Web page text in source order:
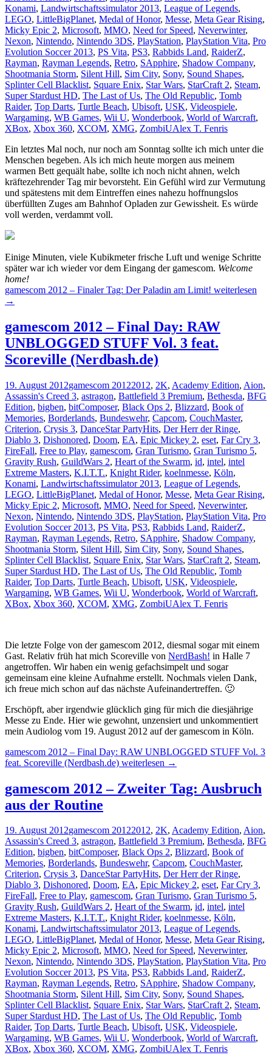
Konami, Landwirtschaftssimulator 2013, League of Legends,
LEGO, LittleBigPlanet, Medal of Honor, Messe, Meta Gear Rising,
Micky Epic 2, Microsoft, MMO, Need for Speed, Neverwinter,
Nexon, Nintendo, Nintendo 3DS, PlayStation, PlayStation Vita, Pro
Evolution Soccer 2013, PS Vita, PS3, Rabbids Land, RaiderZ,
Rayman, Rayman Legends, Retro, SApphire, Shadow Company,
Shootmania Storm, Silent Hill, Sim City, Sony, Sound Shapes,
Splinter Cell Blacklist, Square Enix, Star Wars, StarCraft 2, Steam,
Super Stardust HD, The Last of Us, The Old Republic, Tomb
Raider, Top Darts, Turtle Beach, Ubisoft, USK, Videospiele,
Wargaming, WB Games, Wii U, Wonderbook, World of Warcraft,
XBox, Xbox 360, XCOM, XMG, ZombiUAlex T. Fenris
Ein letztes Mal noch, nur noch am Sonntag sollte ich mich unter die
Menschen begeben. Als ich mich heute morgen aus meinem
warmen Bett gequält habe, sollte ich noch nicht ahnen, welch
kräftezehrender Tag mir bevorsteht. Ein Gefühl wird zur Vermutung
und spätestens mit dem Eintreffen eines nahezu hoffnungslos
überfüllten Zuges am Bahnhof Opladen zur Gewissheit. Es würde
voll werden, verdammt voll.
Einige Minuten, viele Kubikmeter frische Luft und wenige Schritte
später war ich wieder vor dem Eingang der gamescom. Welcome
home!
gamescom 2012 – Finaler Tag: Der Paladin am Limit! weiterlesen
→
gamescom 2012 – Final Day: RAW
UNBLOGGED STUFF Vol. 3 feat.
Scoreville (Nerdbash.de)
19. August 2012gamescom 20122012, 2K, Academy Edition, Aion,
Assassin's Creed 3, astragon, Battlefield 3 Premium, Bethesda, BFG
Edition, bigben, bitComposer, Black Ops 2, Blizzard, Book of
Memories, Borderlands, Bundeswehr, Capcom, CouchMaster,
Criterion, Crysis 3, DanceStar PartyHits, Der Herr der Ringe,
Diablo 3, Dishonored, Doom, EA, Epic Mickey 2, eset, Far Cry 3,
FireFall, Free to Play, gamescom, Gran Turismo, Gran Turismo 5,
Gravity Rush, GuildWars 2, Heart of the Swarm, id, intel, intel
Extreme Masters, K.I.T.T., Knight Rider, koelnmesse, Köln,
Konami, Landwirtschaftssimulator 2013, League of Legends,
LEGO, LittleBigPlanet, Medal of Honor, Messe, Meta Gear Rising,
Micky Epic 2, Microsoft, MMO, Need for Speed, Neverwinter,
Nexon, Nintendo, Nintendo 3DS, PlayStation, PlayStation Vita, Pro
Evolution Soccer 2013, PS Vita, PS3, Rabbids Land, RaiderZ,
Rayman, Rayman Legends, Retro, SApphire, Shadow Company,
Shootmania Storm, Silent Hill, Sim City, Sony, Sound Shapes,
Splinter Cell Blacklist, Square Enix, Star Wars, StarCraft 2, Steam,
Super Stardust HD, The Last of Us, The Old Republic, Tomb
Raider, Top Darts, Turtle Beach, Ubisoft, USK, Videospiele,
Wargaming, WB Games, Wii U, Wonderbook, World of Warcraft,
XBox, Xbox 360, XCOM, XMG, ZombiUAlex T. Fenris
Die letzte Folge von der gamescom 2012, diesmal sogar mit einem
Gast. Relativ früh hat mich Scoreville von NerdBash! in Halle 7
angetroffen. Wir haben ein wenig gefachsimpelt und sogar
gemeinsam eine kleine Aufnahme erstellt. Nochmals vielen Dank,
ich freue mich schon auf das nächste Aufeinandertreffen. 🙂
Erschöpft, aber irgendwie glücklich ging für mich die diesjährige
Messe zu Ende. Hier wie gewohnt, unzensiert und unkommentiert
mein Audiolog vom 19. August 2012 auf der gamescom in Köln.
gamescom 2012 – Final Day: RAW UNBLOGGED STUFF Vol. 3
feat. Scoreville (Nerdbash.de) weiterlesen →
gamescom 2012 – Zweiter Tag: Ausbruch
aus der Routine
19. August 2012gamescom 20122012, 2K, Academy Edition, Aion,
Assassin's Creed 3, astragon, Battlefield 3 Premium, Bethesda, BFG
Edition, bigben, bitComposer, Black Ops 2, Blizzard, Book of
Memories, Borderlands, Bundeswehr, Capcom, CouchMaster,
Criterion, Crysis 3, DanceStar PartyHits, Der Herr der Ringe,
Diablo 3, Dishonored, Doom, EA, Epic Mickey 2, eset, Far Cry 3,
FireFall, Free to Play, gamescom, Gran Turismo, Gran Turismo 5,
Gravity Rush, GuildWars 2, Heart of the Swarm, id, intel, intel
Extreme Masters, K.I.T.T., Knight Rider, koelnmesse, Köln,
Konami, Landwirtschaftssimulator 2013, League of Legends,
LEGO, LittleBigPlanet, Medal of Honor, Messe, Meta Gear Rising,
Micky Epic 2, Microsoft, MMO, Need for Speed, Neverwinter,
Nexon, Nintendo, Nintendo 3DS, PlayStation, PlayStation Vita, Pro
Evolution Soccer 2013, PS Vita, PS3, Rabbids Land, RaiderZ,
Rayman, Rayman Legends, Retro, SApphire, Shadow Company,
Shootmania Storm, Silent Hill, Sim City, Sony, Sound Shapes,
Splinter Cell Blacklist, Square Enix, Star Wars, StarCraft 2, Steam,
Super Stardust HD, The Last of Us, The Old Republic, Tomb
Raider, Top Darts, Turtle Beach, Ubisoft, USK, Videospiele,
Wargaming, WB Games, Wii U, Wonderbook, World of Warcraft,
XBox, Xbox 360, XCOM, XMG, ZombiUAlex T. Fenris